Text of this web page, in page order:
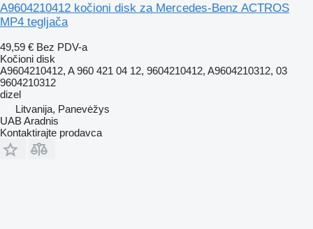
A9604210412 kočioni disk za Mercedes-Benz ACTROS
MP4 tegljača
49,59 € Bez PDV-a
Kočioni disk
A9604210412, A 960 421 04 12, 9604210412, A9604210312, 03
9604210312
dizel
Litvanija, Panevėžys
UAB Aradnis
Kontaktirajte prodavca